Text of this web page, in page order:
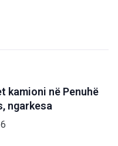
kamioni në Penuhë
ngarkesa